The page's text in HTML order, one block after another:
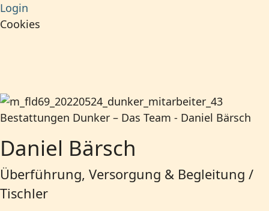
Login
Cookies
Daniel Bärsch
Überführung, Versorgung & Begleitung /
Tischler